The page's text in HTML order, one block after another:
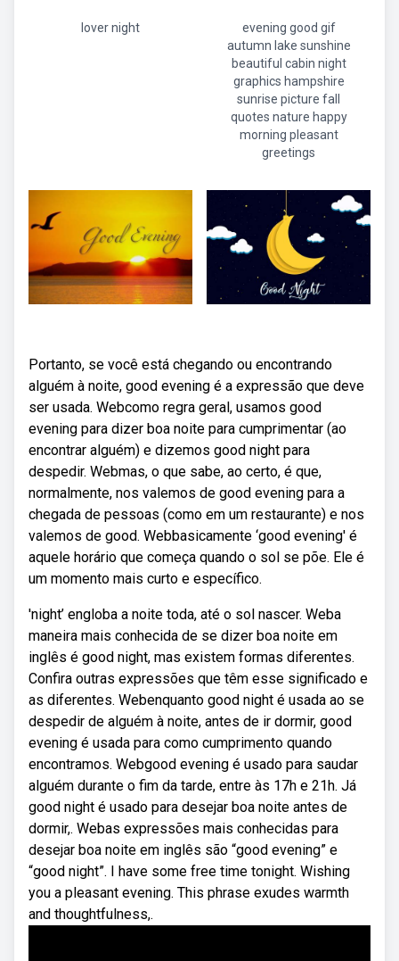
lover night
evening good gif
autumn lake sunshine
beautiful cabin night
graphics hampshire
sunrise picture fall
quotes nature happy
morning pleasant
greetings
Portanto, se você está chegando ou encontrando
alguém à noite, good evening é a expressão que deve
ser usada. Webcomo regra geral, usamos good
evening para dizer boa noite para cumprimentar (ao
encontrar alguém) e dizemos good night para
despedir. Webmas, o que sabe, ao certo, é que,
normalmente, nos valemos de good evening para a
chegada de pessoas (como em um restaurante) e nos
valemos de good. Webbasicamente ‘good evening' é
aquele horário que começa quando o sol se põe. Ele é
um momento mais curto e específico.
'night’ engloba a noite toda, até o sol nascer. Weba
maneira mais conhecida de se dizer boa noite em
inglês é good night, mas existem formas diferentes.
Confira outras expressões que têm esse significado e
as diferentes. Webenquanto good night é usada ao se
despedir de alguém à noite, antes de ir dormir, good
evening é usada para como cumprimento quando
encontramos. Webgood evening é usado para saudar
alguém durante o fim da tarde, entre às 17h e 21h. Já
good night é usado para desejar boa noite antes de
dormir,. Webas expressões mais conhecidas para
desejar boa noite em inglês são “good evening” e
“good night”. I have some free time tonight. Wishing
you a pleasant evening. This phrase exudes warmth
and thoughtfulness,.